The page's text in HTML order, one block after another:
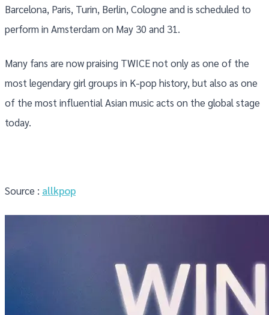
Barcelona, Paris, Turin, Berlin, Cologne and is scheduled to
perform in Amsterdam on May 30 and 31.
Many fans are now praising TWICE not only as one of the
most legendary girl groups in K-pop history, but also as one
of the most influential Asian music acts on the global stage
today.
Source : allkpop